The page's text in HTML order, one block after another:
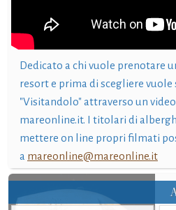
Dedicato a chi vuole prenotare
resort e prima di scegliere vuole
"Visitandolo" attraverso un
mareonline.it. I titolari di
mettere on line propri filmati
a mareonline@mareonline.it